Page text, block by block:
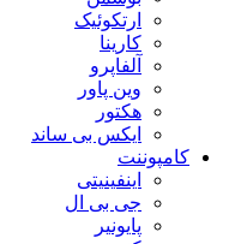
ارتکوئیک
کارینا
آلفاپرو
وین پاور
هکتور
ایکس بی ساند
کامپوننت
اینفینیتی
جی بی ال
پایونیر